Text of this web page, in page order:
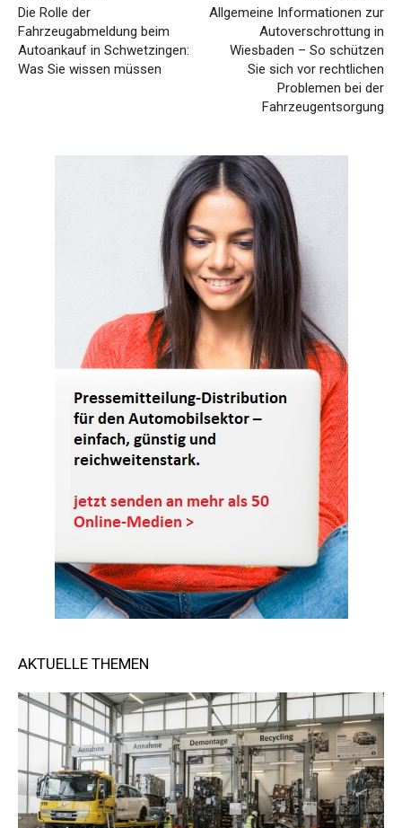
Die Rolle der
Fahrzeugabmeldung beim
Autoankauf in Schwetzingen:
Was Sie wissen müssen
Allgemeine Informationen zur
Autoverschrottung in
Wiesbaden – So schützen
Sie sich vor rechtlichen
Problemen bei der
Fahrzeugentsorgung
AKTUELLE THEMEN